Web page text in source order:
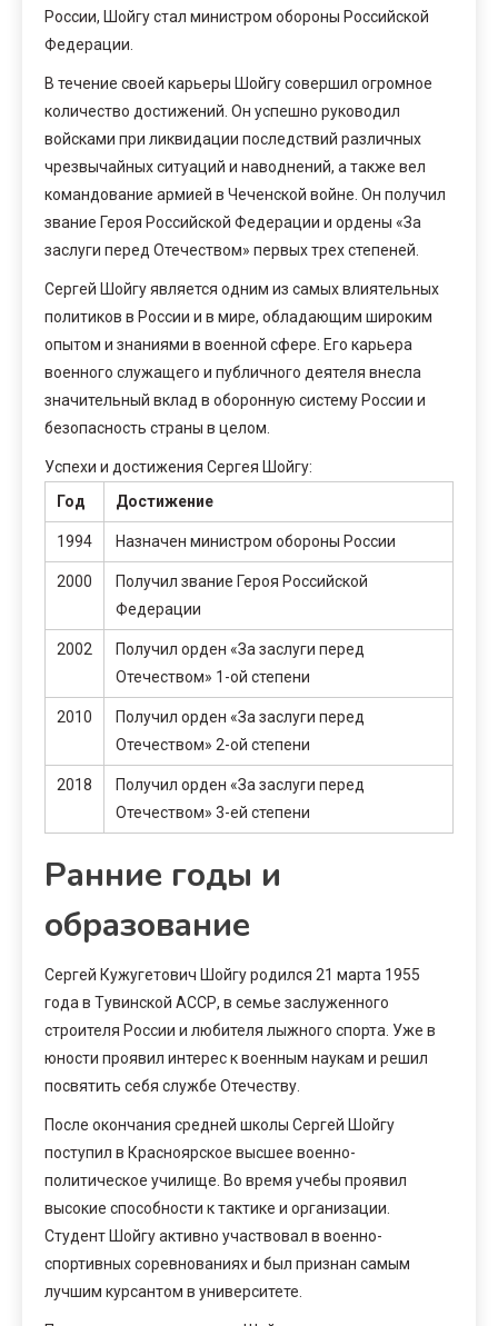
России, Шойгу стал министром обороны Российской
Федерации.
В течение своей карьеры Шойгу совершил огромное
количество достижений. Он успешно руководил
войсками при ликвидации последствий различных
чрезвычайных ситуаций и наводнений, а также вел
командование армией в Чеченской войне. Он получил
звание Героя Российской Федерации и ордены «За
заслуги перед Отечеством» первых трех степеней.
Сергей Шойгу является одним из самых влиятельных
политиков в России и в мире, обладающим широким
опытом и знаниями в военной сфере. Его карьера
военного служащего и публичного деятеля внесла
значительный вклад в оборонную систему России и
безопасность страны в целом.
Успехи и достижения Сергея Шойгу:
Год
Достижение
1994 Назначен министром обороны России
2000
Получил звание Героя Российской
Федерации
2002
Получил орден «За заслуги перед
Отечеством» 1-ой степени
2010
Получил орден «За заслуги перед
Отечеством» 2-ой степени
2018
Получил орден «За заслуги перед
Отечеством» 3-ей степени
Ранние годы и
образование
Сергей Кужугетович Шойгу родился 21 марта 1955
года в Тувинской АССР, в семье заслуженного
строителя России и любителя лыжного спорта. Уже в
юности проявил интерес к военным наукам и решил
посвятить себя службе Отечеству.
После окончания средней школы Сергей Шойгу
поступил в Красноярское высшее военно-
политическое училище. Во время учебы проявил
высокие способности к тактике и организации.
Студент Шойгу активно участвовал в военно-
спортивных соревнованиях и был признан самым
лучшим курсантом в университете.